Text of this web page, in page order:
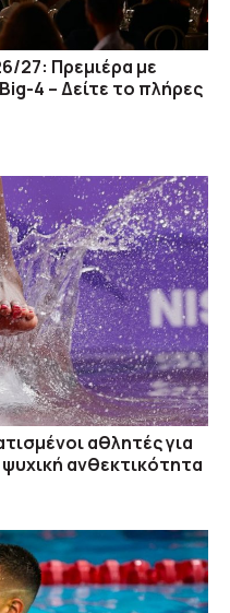
27: Πρεμιέρα με
4 – Δείτε το πλήρες
αθλητές για
ανθεκτικότητα